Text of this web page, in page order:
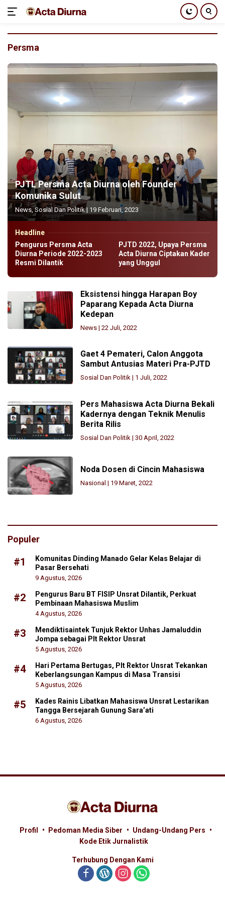
konten
Persma
PJTL Persma Acta Diurna oleh Founder
Komunika Sulut
News,Sosial Dan Politik| 19 Februari, 2023
Headline
Pengurus Persma Acta
Diurna Periode 2022-2023
Resmi Dilantik
PJTD 2022, Upaya Persma
Acta Diurna Ciptakan Kader
yang Unggul
Eksistensi hingga Harapan Boy
Paparang Kepada Acta Diurna
Kedepan
News| 22 Juli, 2022
Gaet 4 Pemateri, Calon Anggota
Sambut Antusias Materi Pra-PJTD
Sosial Dan Politik| 1 Juli, 2022
Pers Mahasiswa Acta Diurna Bekali
Kadernya dengan Teknik Menulis
Berita Rilis
Sosial Dan Politik| 30 April, 2022
Noda Dosen di Cincin Mahasiswa
Nasional | 19 Maret, 2022
Populer
#1
Komunitas Dinding Manado Gelar Kelas Belajar di
Pasar Bersehati
9 Agustus, 2026
#2
Pengurus Baru BT FISIP Unsrat Dilantik, Perkuat
Pembinaan Mahasiswa Muslim
4 Agustus, 2026
#3
Mendiktisaintek Tunjuk Rektor Unhas Jamaluddin
Jompa sebagai Plt Rektor Unsrat
5 Agustus, 2026
#4
Hari Pertama Bertugas, Plt Rektor Unsrat Tekankan
Keberlangsungan Kampus di Masa Transisi
5 Agustus, 2026
#5
Kades Rainis Libatkan Mahasiswa Unsrat Lestarikan
Tangga Bersejarah Gunung Sara’ati
6 Agustus, 2026
Profil Pedoman Media Siber
Undang-Undang Pers
Kode Etik Jurnalistik
Terhubung Dengan Kami